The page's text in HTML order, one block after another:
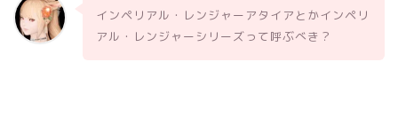
インペリアル・レンジャーアタイアとかインペリ
アル・レンジャーシリーズって呼ぶべき？